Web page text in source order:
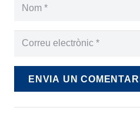
ENVIA UN COMENTARI